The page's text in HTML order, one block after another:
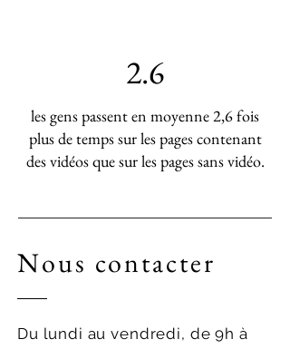
2.6
les gens passent en moyenne 2,6 fois
plus de temps sur les pages contenant
des vidéos que sur les pages sans vidéo.
Nous contacter
Du lundi au vendredi, de 9h à